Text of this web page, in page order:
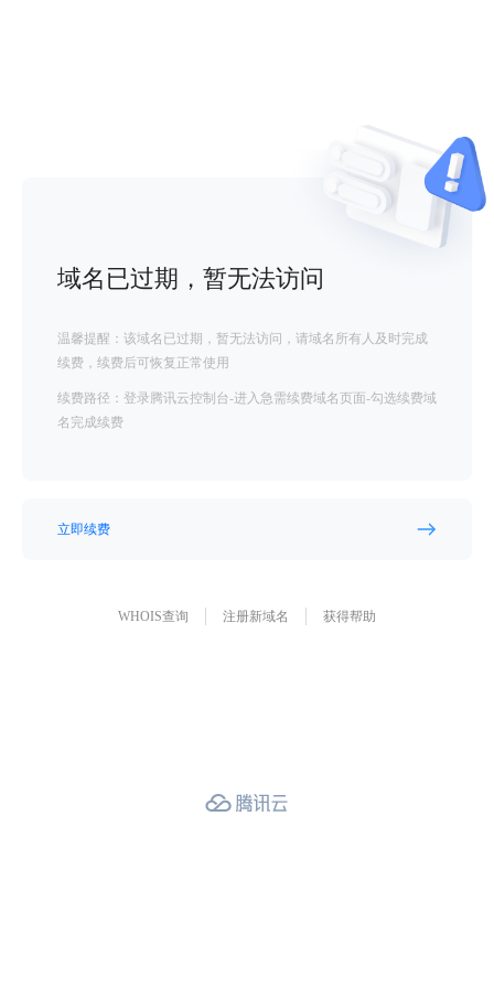
域名已过期，暂无法访问
温馨提醒：该域名已过期，暂无法访问，请域名所有人及时完成
续费，续费后可恢复正常使用
续费路径：登录腾讯云控制台-进入急需续费域名页面-勾选续费域
名完成续费
立即续费
WHOIS查询 注册新域名 获得帮助